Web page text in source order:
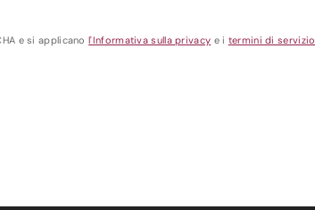
e si applicanol'Informativa sulla privacy e i termini di servizio